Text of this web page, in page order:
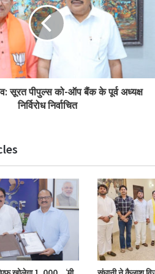
सूरत पीपुल्स को-ऑप बैंक के पूर्व अध्यक्ष
निर्विरोध निर्वाचित